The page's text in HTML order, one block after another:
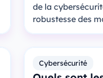
de la
robustesse des
Cybersécurité